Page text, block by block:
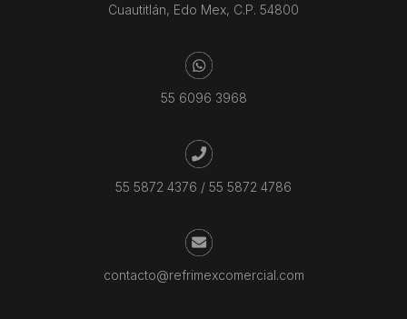
Cuautitlán, Edo Mex, C.P. 54800
55 6096 3968
55 5872 4376 / 55 5872 4786
contacto@refrimexcomercial.com